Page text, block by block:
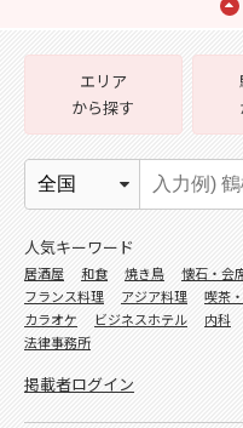
エリア
から探す
人気キーワード
居酒屋 和食 焼き鳥 懐石・会
フランス料理
アジア料理 喫茶
カラオケ
ビジネスホテル 内科
法律事務所
掲載者ログイン